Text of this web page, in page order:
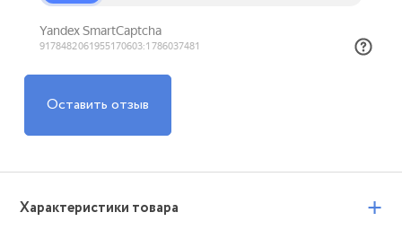
Оставить отзыв
Характеристики товара +